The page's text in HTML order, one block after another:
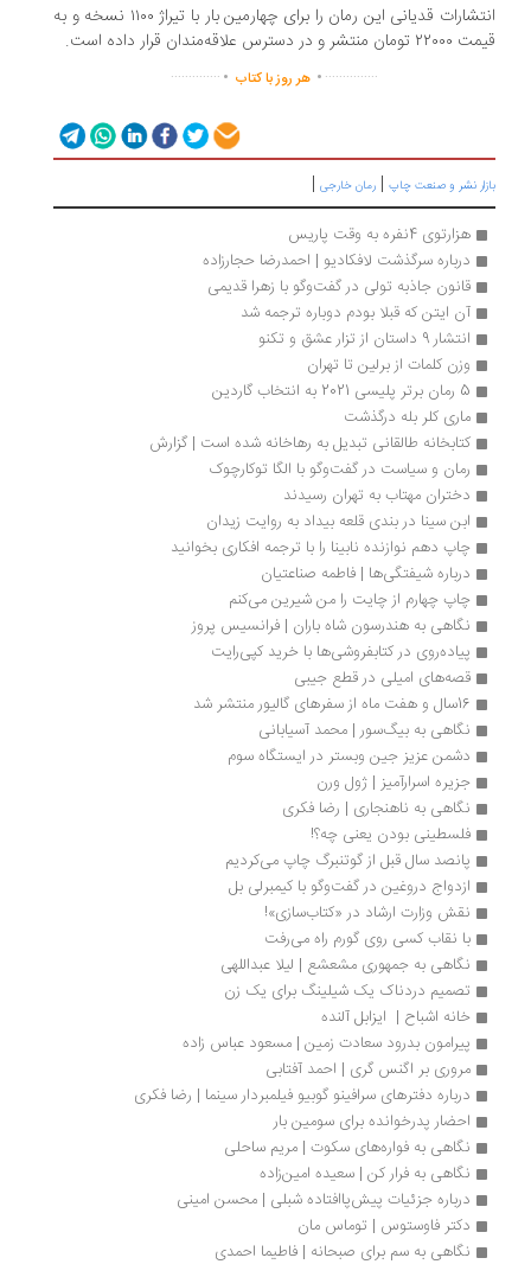
انتشارات قدیانی این رمان را برای چهارمین بار با تیراژ ۱۱۰۰ نسخه و به
قیمت ۲۲۰۰۰ تومان منتشر و در دسترس علاقه‌مندان قرار داده است.
...............
. هر روز با کتاب .
..............
بازار نشر و صنعت چاپ | رمان خارجی |
هزارتوی 4نفره به وقت پاریس
درباره سرگذشت لافکادیو | احمدرضا حجارزاده
قانون جاذبه تولی در گفت‌وگو با زهرا قدیمی
آن ایتن که قبلا بودم دوباره ترجمه شد
انتشار 9 داستان از تزار عشق و تکنو
وزن کلمات از برلین تا تهران
5 رمان برتر پلیسی 2021 به انتخاب گاردین
ماری کلر بله درگذشت
کتابخانه طالقانی تبدیل به رهاخانه شده است | گزارش
رمان و سیاست در گفت‌وگو با الگا توکارچوک
دختران مهتاب به تهران رسیدند
ابن سینا در بندی قلعه بیداد به روایت زیدان
چاپ دهم نوازنده نابینا را با ترجمه افکاری بخوانید
درباره شیفتگی‌ها | فاطمه صناعتیان
چاپ چهارم از چایت را من شیرین می‌کنم
نگاهی به هندرسون شاه باران | فرانسیس پروز
پیاده‌روی در کتابفروشی‌ها با خرید کپی‌رایت
قصه‌های امیلی در قطع جیبی
16سال و هفت‌ ماه از سفرهای گالیور منتشر شد
نگاهی به بیگ­‌سور | محمد آسیابانی
دشمن عزیز جین وبستر در ایستگاه سوم
جزیره اسرارآمیز | ژول ورن
نگاهی به ناهنجاری | رضا فکری
فلسطینی بودن یعنی چه؟!
پانصد سال قبل از گوتنبرگ چاپ می‌کردیم
ازدواج دروغین در گفت‌وگو با کیمبرلی بل
نقش وزارت ارشاد در «کتاب‌سازی»!
با نقاب کسی روی گورم راه می‌رفت
نگاهی به جمهوری مشعشع | لیلا عبداللهی
تصمیم دردناک یک‌ شیلینگ برای یک زن
خانه اشباح |  ایزابل آلنده
پیرامون بدرود سعادت زمین | مسعود عباس زاده
مروری بر اگنس گری | احمد آفتابی
درباره دفترهای سرافینو گوبیو فیلمبردار سینما | رضا فکری
احضار پدرخوانده برای سومین بار
نگاهی به فواره‌های سکوت | مریم ساحلی
نگاهی به فرار کن | سعیده امین‌زاده
درباره جزئیات پیش‌پاافتاده شبلی | محسن امینی
دکتر فاوستوس | توماس مان
نگاهی به سم برای صبحانه | فاطیما احمدی